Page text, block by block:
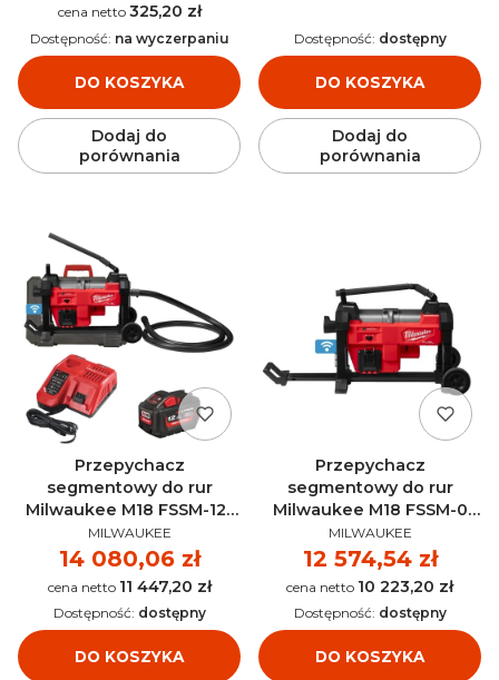
Cena
325,20 zł
DO KOSZYKA
Dostępność: na wyczerpaniu
Dodaj do
porównania
DO KOSZYKA
Dostępność: dostępny
Dodaj do
porównania
Przepychacz
segmentowy do rur
Milwaukee M18 FSSM-121
AKU 18V (12.0 Ah) -
4933471410
PRODUCENT
MILWAUKEE
Cena
14 080,06 zł
Cena 11 447,20 zł
DO KOSZYKA
Dostępność: dostępny
Przepychacz
segmentowy do rur
Milwaukee M18 FSSM-0
AKU 18V (bez aku) -
4933471411
PRODUCENT
MILWAUKEE
Cena
12 574,54 zł
Cena 10 223,20 zł
DO KOSZYKA
Dostępność: dostępny